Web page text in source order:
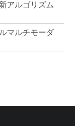
アルゴリズム
マルチモーダ